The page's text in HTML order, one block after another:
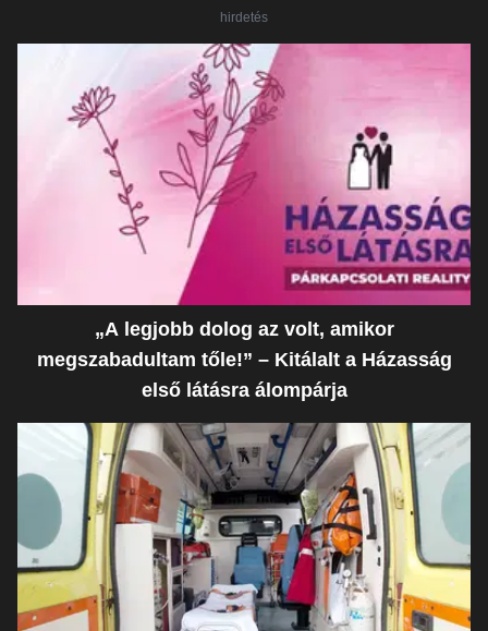
hirdetés
„A legjobb dolog az volt, amikor
megszabadultam tőle!” – Kitálalt a Házasság
első látásra álompárja